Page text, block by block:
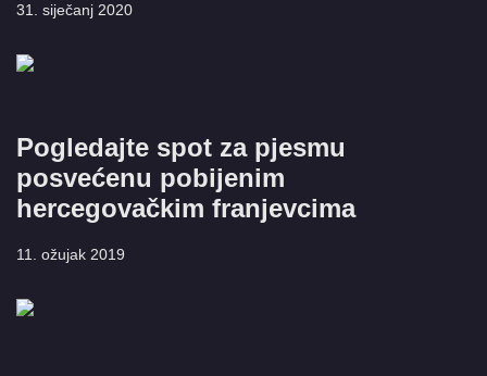
31. siječanj 2020
Pogledajte spot za pjesmu
posvećenu pobijenim
hercegovačkim franjevcima
11. ožujak 2019